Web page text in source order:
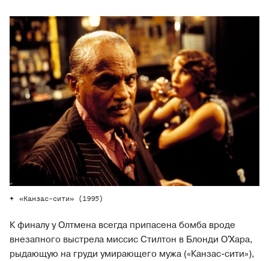
«Канзас-сити» (1995)
К финалу у Олтмена всегда припасена бомба вроде
внезапного выстрела миссис Стилтон в Блонди О'Хара,
рыдающую на груди умирающего мужа («Канзас-сити»),